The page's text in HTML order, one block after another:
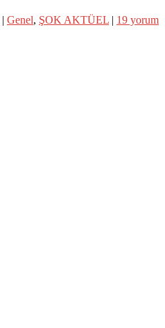
| Genel, ŞOK AKTÜEL | 19 yorum